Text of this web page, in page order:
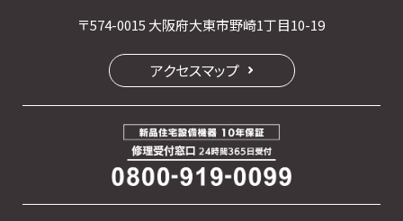
〒574-0015 大阪府大東市野崎1丁目10-19
アクセスマップ